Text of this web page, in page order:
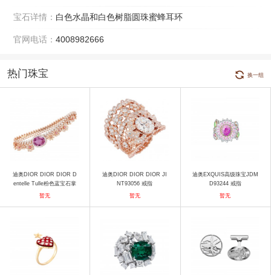
宝石详情： 白色水晶和白色树脂圆珠蜜蜂耳环
官网电话： 4008982666
热门珠宝 换一组
迪奥DIOR DIOR DIOR D
entelle Tulle粉色蓝宝石掌
链 手镯
暂无
迪奥DIOR DIOR DIOR JI
NT93056 戒指
暂无
迪奥EXQUIS高级珠宝JDM
D93244 戒指
暂无